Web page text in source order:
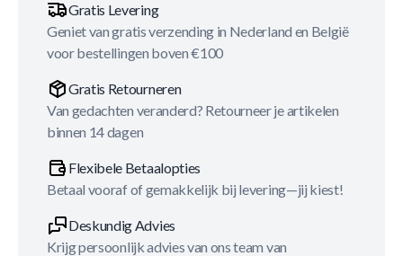
Gratis Levering
Geniet van gratis verzending in Nederland en België
voor bestellingen boven €100
Gratis Retourneren
Van gedachten veranderd? Retourneer je artikelen
binnen 14 dagen
Flexibele Betaalopties
Betaal vooraf of gemakkelijk bij levering—jij kiest!
Deskundig Advies
Krijg persoonlijk advies van ons team van